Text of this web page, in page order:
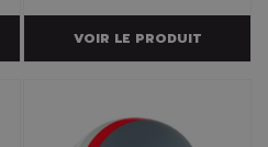
VOIR LE PRODUIT